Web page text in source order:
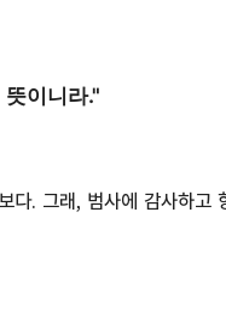
이니라."
다. 그래, 범사에 감사하고